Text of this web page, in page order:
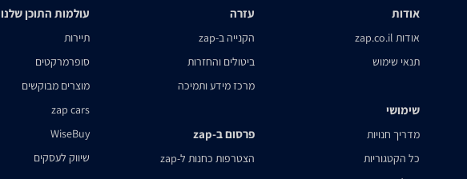
אודות
אודות zap.co.il
תנאי שימוש
שימושי
מדריך חנויות
כל הקטגוריות
עזרה
הקנייה ב-zap
ביטולים והחזרות
מרכז מידע ותמיכה
פרסום ב-zap
הצטרפות כחנות ל-zap
עולמות התוכן שלנו
תיירות
סופרמרקטים
מוצרים מבוקשים
zap cars
WiseBuy
שיווק לעסקים